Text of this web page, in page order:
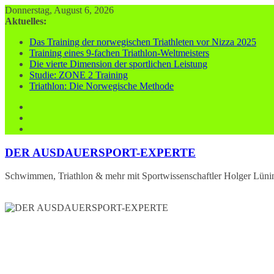
Zum
Inhalt
Donnerstag, August 6, 2026
Aktuelles:
Das Training der norwegischen Triathleten vor Nizza 2025
Training eines 9-fachen Triathlon-Weltmeisters
Die vierte Dimension der sportlichen Leistung
Studie: ZONE 2 Training
Triathlon: Die Norwegische Methode
DER AUSDAUERSPORT-EXPERTE
Schwimmen, Triathlon & mehr mit Sportwissenschaftler Holger